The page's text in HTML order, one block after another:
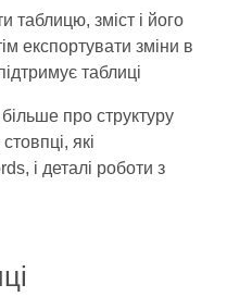
таблицю, зміст і його
експортувати зміни в
таблиці
про структуру
які
і деталі роботи з